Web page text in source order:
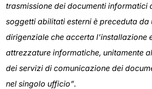
trasmissione dei documenti informatici
soggetti abilitati esterni è preceduta da
dirigenziale che accerta l'installazione
attrezzature informatiche, unitamente
dei servizi di comunicazione dei
nel singolo ufficio”.